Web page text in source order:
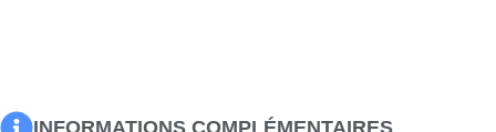
INFORMATIONS COMPLÉMENTAIRES